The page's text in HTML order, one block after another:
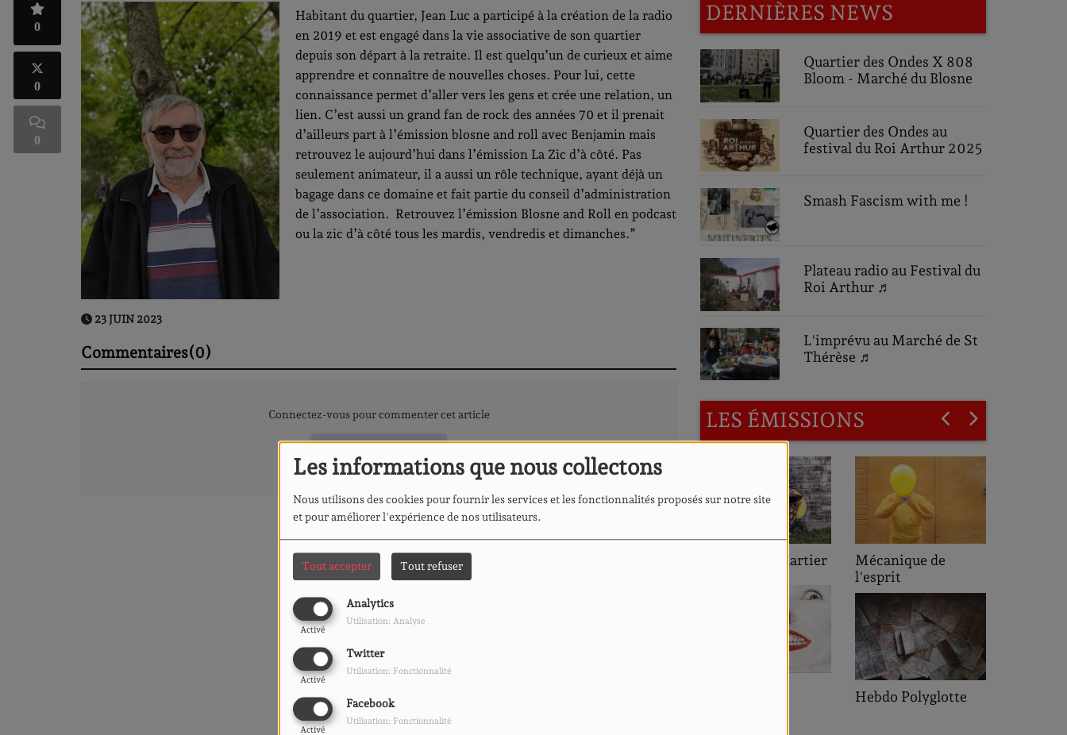
Les informations que nous collectons
Nous utilisons des cookies pour fournir les services et les fonctionnalités proposés sur notre site
et pour améliorer l'expérience de nos utilisateurs.
Tout accepter Tout refuser
Analytics
Activé
Utilisation: Analyse
Twitter
Activé
Utilisation: Fonctionnalité
Facebook
Activé
Utilisation: Fonctionnalité
0
0
0
23 JUIN 2023
Habitant du quartier, Jean Luc a participé à la création de la radio
en 2019 et est engagé dans la vie associative de son quartier
depuis son départ à la retraite. Il est quelqu’un de curieux et aime
apprendre et connaître de nouvelles choses. Pour lui, cette
connaissance permet d’aller vers les gens et crée une relation, un
lien. C’est aussi un grand fan de rock des années 70 et il prenait
d’ailleurs part à l’émission blosne and roll avec Benjamin mais
retrouvez le aujourd’hui dans l’émission La Zic d’à côté. Pas
seulement animateur, il a aussi un rôle technique, ayant déjà un
bagage dans ce domaine et fait partie du conseil d’administration
de l’association. Retrouvez l’émission Blosne and Roll en podcast
ou la zic d’à côté tous les mardis, vendredis et dimanches.”
Commentaires(0)
Connectez-vous pour commenter cet article
DERNIÈRES NEWS
Quartier des Ondes X 808
Bloom - Marché du Blosne
Quartier des Ondes au
festival du Roi Arthur 2025
Smash Fascism with me !
Plateau radio au Festival du
Roi Arthur ♬
L'imprévu au Marché de St
Thérèse ♬
LES ÉMISSIONS
Mécanique de
L'heure de pointe
Saveurs des
Quartiers